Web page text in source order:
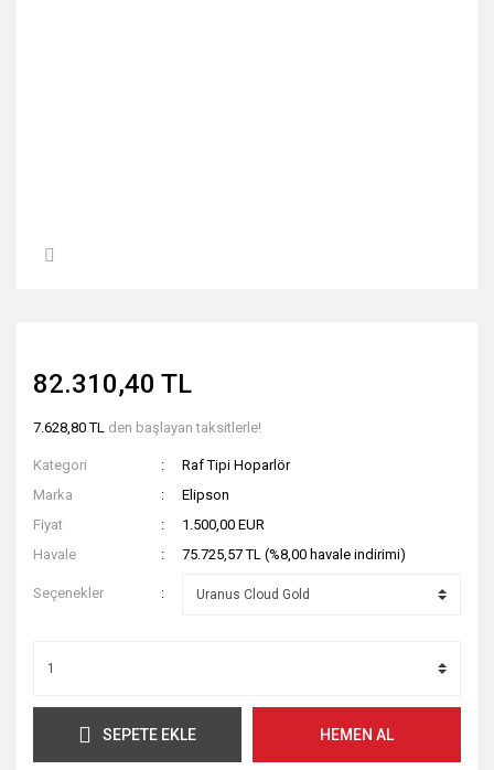
82.310,40 TL
7.628,80 TL den başlayan taksitlerle!
Kategori
Raf Tipi Hoparlör
Marka
Elipson
Fiyat
1.500,00 EUR
Havale
75.725,57 TL (%8,00 havale indirimi)
Seçenekler
SEPETE EKLE HEMEN AL